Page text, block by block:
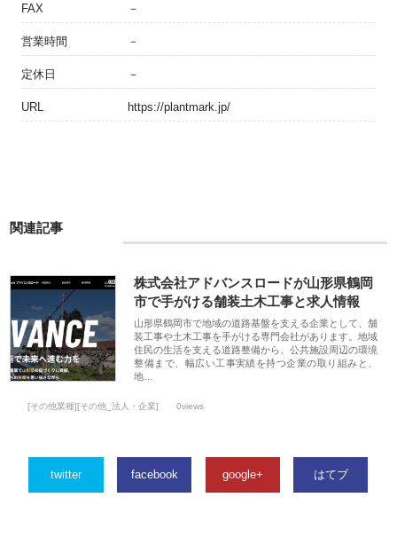
FAX －
営業時間 －
定休日 －
URL https://plantmark.jp/
関連記事
株式会社アドバンスロードが山形県鶴岡
市で手がける舗装土木工事と求人情報
山形県鶴岡市で地域の道路基盤を支える企業として、舗
装工事や土木工事を手がける専門会社があります。地域
住民の生活を支える道路整備から、公共施設周辺の環境
整備まで、幅広い工事実績を持つ企業の取り組みと、
地…
[その他業種][その他_法人・企業] 0views
twitter facebook google+ はてブ